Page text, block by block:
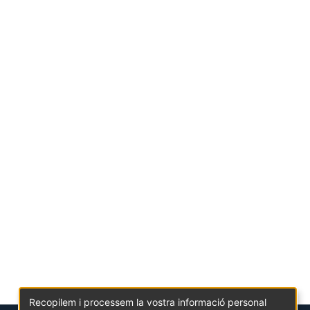
Recopilem i processem la vostra informació personal